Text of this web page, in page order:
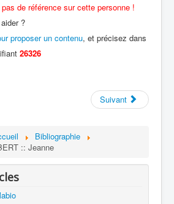
de référence sur cette personne !
?
proposer un contenu, et précisez dans
26326
Suivant
Bibliographie
:: Jeanne